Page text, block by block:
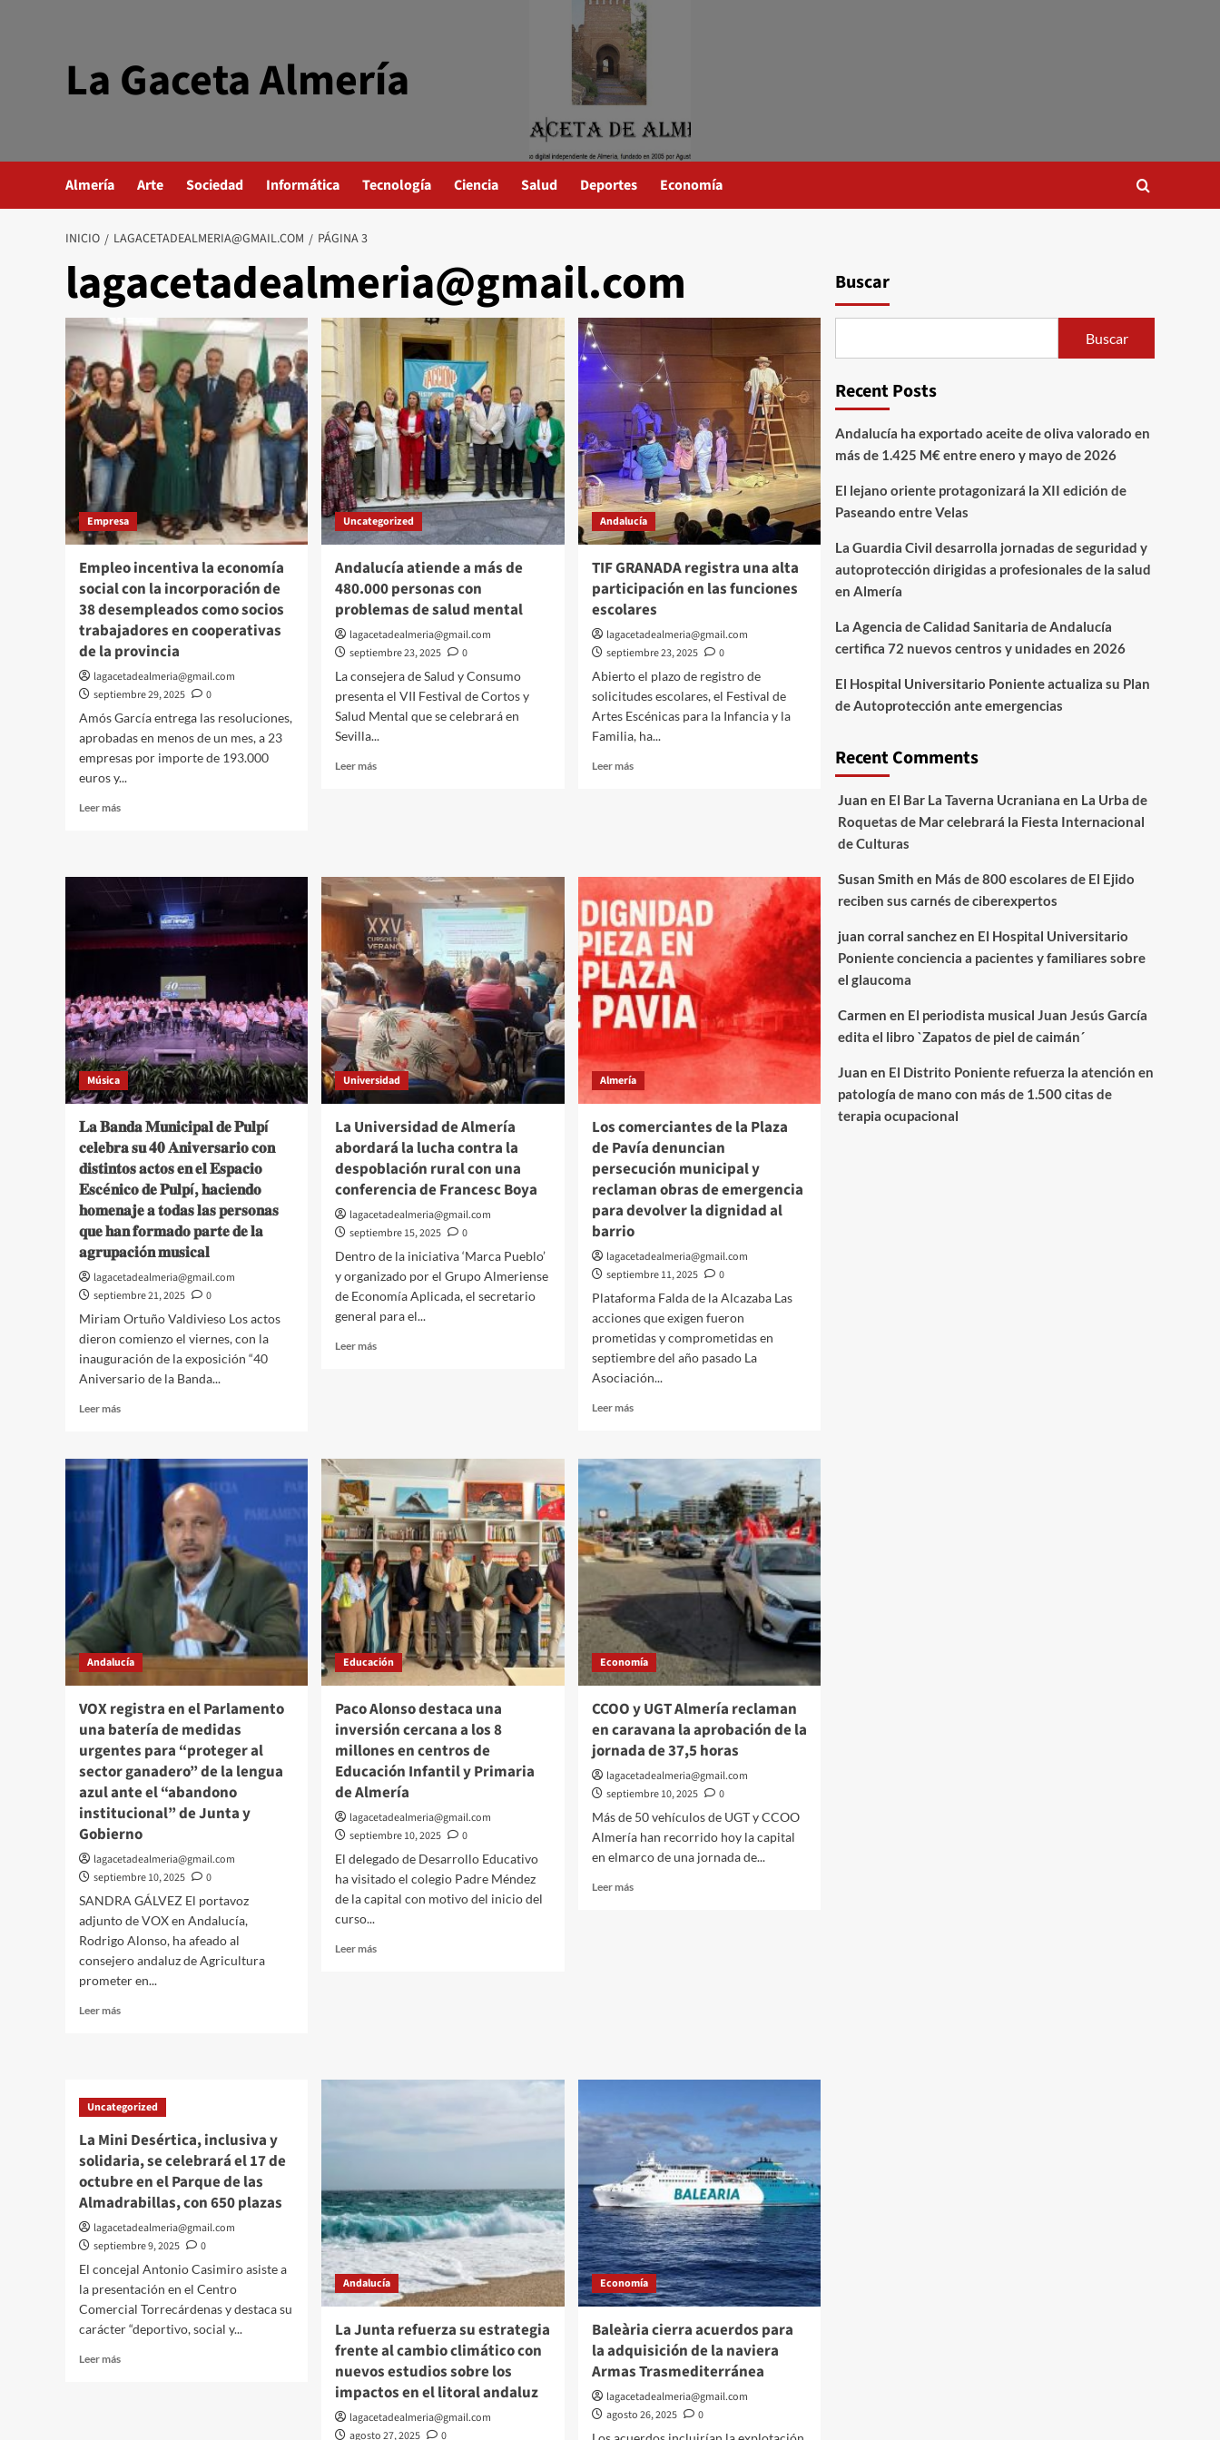
La Gaceta Almería
Almería Arte Sociedad Informática Tecnología Ciencia Salud Deportes Economía
INICIO LAGACETADEALMERIA@GMAIL.COM PÁGINA 3
lagacetadealmeria@gmail.com
Empresa
Empleo incentiva la economía
social con la incorporación de
38 desempleados como socios
trabajadores en cooperativas
de la provincia
lagacetadealmeria@gmail.com
septiembre 29, 2025
0
Amós García entrega las resoluciones,
aprobadas en menos de un mes, a 23
empresas por importe de 193.000
euros y...
Leer másLeer
incentiva
la
economía
social
con
incorporación
de
38
desempleados
como
socios
trabajadores
en
de
la
provincia
Uncategorized
Andalucía atiende a más de
480.000 personas con
problemas de salud mental
lagacetadealmeria@gmail.com
septiembre 23, 2025
0
La consejera de Salud y Consumo
presenta el VII Festival de Cortos y
Salud Mental que se celebrará en
Sevilla...
Leer másLeer
480.000
personas
con
problemas
de
salud
mental
Andalucía
TIF GRANADA registra una alta
participación en las funciones
escolares
lagacetadealmeria@gmail.com
septiembre 23, 2025
0
Abierto el plazo de registro de
solicitudes escolares, el Festival de
Artes Escénicas para la Infancia y la
Familia, ha...
Leer másLeer
alta
participación
en
las
funciones
escolares
Música
𝐋𝐚 𝐁𝐚𝐧𝐝𝐚 𝐌𝐮𝐧𝐢𝐜𝐢𝐩𝐚𝐥 𝐝𝐞 𝐏𝐮𝐥𝐩í
𝐜𝐞𝐥𝐞𝐛𝐫𝐚 𝐬𝐮 𝟒𝟎 𝐀𝐧𝐢𝐯𝐞𝐫𝐬𝐚𝐫𝐢𝐨 𝐜𝐨𝐧
𝐝𝐢𝐬𝐭𝐢𝐧𝐭𝐨𝐬 𝐚𝐜𝐭𝐨𝐬 𝐞𝐧 𝐞𝐥 𝐄𝐬𝐩𝐚𝐜𝐢𝐨
𝐄𝐬𝐜é𝐧𝐢𝐜𝐨 𝐝𝐞 𝐏𝐮𝐥𝐩í, 𝐡𝐚𝐜𝐢𝐞𝐧𝐝𝐨
𝐡𝐨𝐦𝐞𝐧𝐚𝐣𝐞 𝐚 𝐭𝐨𝐝𝐚𝐬 𝐥𝐚𝐬 𝐩𝐞𝐫𝐬𝐨𝐧𝐚𝐬
𝐪𝐮𝐞 𝐡𝐚𝐧 𝐟𝐨𝐫𝐦𝐚𝐝𝐨 𝐩𝐚𝐫𝐭𝐞 𝐝𝐞 𝐥𝐚
𝐚𝐠𝐫𝐮𝐩𝐚𝐜𝐢ó𝐧 𝐦𝐮𝐬𝐢𝐜𝐚𝐥
lagacetadealmeria@gmail.com
septiembre 21, 2025
0
Miriam Ortuño Valdivieso Los actos
dieron comienzo el viernes, con la
inauguración de la exposición “40
Aniversario de la Banda...
Leer másLeer
𝐋𝐚
𝐌𝐮𝐧𝐢𝐜𝐢𝐩𝐚𝐥
𝐬𝐮
𝟒𝟎
𝐝𝐢𝐬𝐭𝐢𝐧𝐭𝐨𝐬
𝐚𝐜𝐭𝐨𝐬
𝐞𝐧
𝐄𝐬𝐩𝐚𝐜𝐢𝐨
𝐄𝐬𝐜é𝐧𝐢𝐜𝐨
𝐝𝐞
𝐏𝐮𝐥𝐩í,
𝐡𝐚𝐜𝐢𝐞𝐧𝐝𝐨
𝐡𝐨𝐦𝐞𝐧𝐚𝐣𝐞
𝐭𝐨𝐝𝐚𝐬
𝐥𝐚𝐬
𝐩𝐞𝐫𝐬𝐨𝐧𝐚𝐬
𝐪𝐮𝐞
𝐟𝐨𝐫𝐦𝐚𝐝𝐨
𝐩𝐚𝐫𝐭𝐞
𝐝𝐞
𝐥𝐚
Universidad
La Universidad de Almería
abordará la lucha contra la
despoblación rural con una
conferencia de Francesc Boya
lagacetadealmeria@gmail.com
septiembre 15, 2025
0
Dentro de la iniciativa ‘Marca Pueblo’
y organizado por el Grupo Almeriense
de Economía Aplicada, el secretario
general para el...
Leer másLeer
lucha
contra
la
despoblación
rural
con
una
conferencia
de
Francesc
Boya
Almería
Los comerciantes de la Plaza
de Pavía denuncian
persecución municipal y
reclaman obras de emergencia
para devolver la dignidad al
barrio
lagacetadealmeria@gmail.com
septiembre 11, 2025
0
Plataforma Falda de la Alcazaba Las
acciones que exigen fueron
prometidas y comprometidas en
septiembre del año pasado La
Asociación...
Leer másLeer
Los
comerciantes
de
la
Plaza
de
Pavía
denuncian
persecución
y
reclaman
obras
para
devolver
la
barrio
Andalucía
VOX registra en el Parlamento
una batería de medidas
urgentes para “proteger al
sector ganadero” de la lengua
azul ante el “abandono
institucional” de Junta y
Gobierno
lagacetadealmeria@gmail.com
septiembre 10, 2025
0
SANDRA GÁLVEZ El portavoz
adjunto de VOX en Andalucía,
Rodrigo Alonso, ha afeado al
consejero andaluz de Agricultura
prometer en...
Leer másLeer
el
una
batería
de
medidas
para
“proteger
al
sector
de
la
Educación
Paco Alonso destaca una
inversión cercana a los 8
millones en centros de
Educación Infantil y Primaria
de Almería
lagacetadealmeria@gmail.com
septiembre 10, 2025
0
El delegado de Desarrollo Educativo
ha visitado el colegio Padre Méndez
de la capital con motivo del inicio del
curso...
Leer másLeer
cercana
centros
de
Educación
Infantil
y
Primaria
de
Almería
Economía
CCOO y UGT Almería reclaman
en caravana la aprobación de la
jornada de 37,5 horas
lagacetadealmeria@gmail.com
septiembre 10, 2025
0
Más de 50 vehículos de UGT y CCOO
Almería han recorrido hoy la capital
en elmarco de una jornada de...
Leer másLeer
jornada
de
37,5
horas
Uncategorized
La Mini Desértica, inclusiva y
solidaria, se celebrará el 17 de
octubre en el Parque de las
Almadrabillas, con 650 plazas
lagacetadealmeria@gmail.com
septiembre 9, 2025
0
El concejal Antonio Casimiro asiste a
la presentación en el Centro
Comercial Torrecárdenas y destaca su
carácter “deportivo, social y...
Leer másLeer
Andalucía
La Junta refuerza su estrategia
frente al cambio climático con
nuevos estudios sobre los
impactos en el litoral andaluz
lagacetadealmeria@gmail.com
agosto 27, 2025
0
Economía
Baleària cierra acuerdos para
la adquisición de la naviera
Armas Trasmediterránea
lagacetadealmeria@gmail.com
agosto 26, 2025
0
Buscar
Buscar
Recent Posts
Andalucía ha exportado aceite de oliva valorado en
más de 1.425 M€ entre enero y mayo de 2026
El lejano oriente protagonizará la XII edición de
Paseando entre Velas
La Guardia Civil desarrolla jornadas de seguridad y
autoprotección dirigidas a profesionales de la salud
en Almería
La Agencia de Calidad Sanitaria de Andalucía
certifica 72 nuevos centros y unidades en 2026
El Hospital Universitario Poniente actualiza su Plan
de Autoprotección ante emergencias
Recent Comments
Juan en El Bar La Taverna Ucraniana en La Urba de
Roquetas de Mar celebrará la Fiesta Internacional
de Culturas
Susan Smith en Más de 800 escolares de El Ejido
reciben sus carnés de ciberexpertos
juan corral sanchezen El Hospital Universitario
Poniente conciencia a pacientes y familiares sobre
el glaucoma
Carmen en El periodista musical Juan Jesús García
edita el libro `Zapatos de piel de caimán´
Juan en El Distrito Poniente refuerza la atención en
patología de mano con más de 1.500 citas de
terapia ocupacional